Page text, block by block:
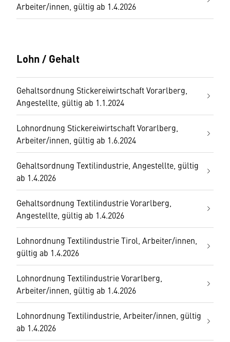
Arbeiter/innen, gültig ab 1.4.2026
Lohn / Gehalt
Gehaltsordnung Stickereiwirtschaft Vorarlberg,
Angestellte, gültig ab 1.1.2024
Lohnordnung Stickereiwirtschaft Vorarlberg,
Arbeiter/innen, gültig ab 1.6.2024
Gehaltsordnung Textilindustrie, Angestellte, gültig
ab 1.4.2026
Gehaltsordnung Textilindustrie Vorarlberg,
Angestellte, gültig ab 1.4.2026
Lohnordnung Textilindustrie Tirol, Arbeiter/innen,
gültig ab 1.4.2026
Lohnordnung Textilindustrie Vorarlberg,
Arbeiter/innen, gültig ab 1.4.2026
Lohnordnung Textilindustrie, Arbeiter/innen, gültig
ab 1.4.2026